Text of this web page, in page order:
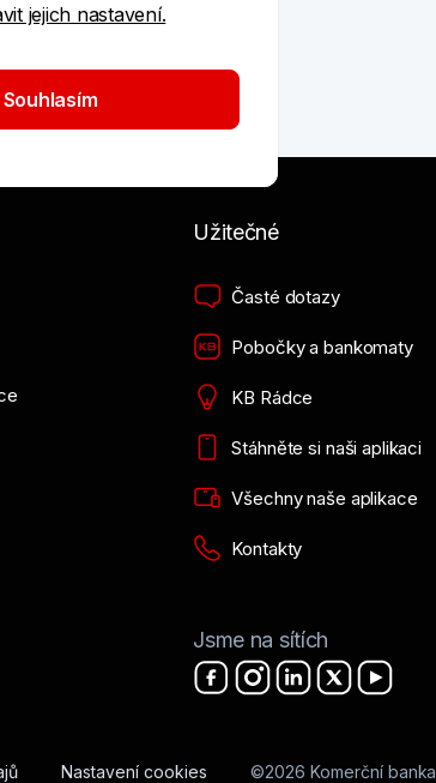
Užitečné
Časté dotazy
Pobočky a bankomaty
KB Rádce
Stáhněte si naši aplikaci
Všechny naše aplikace
Kontakty
Jsme na sítích
Nastavení cookies ©2026 Komerční banka
jejich nastavení.
Souhlasím